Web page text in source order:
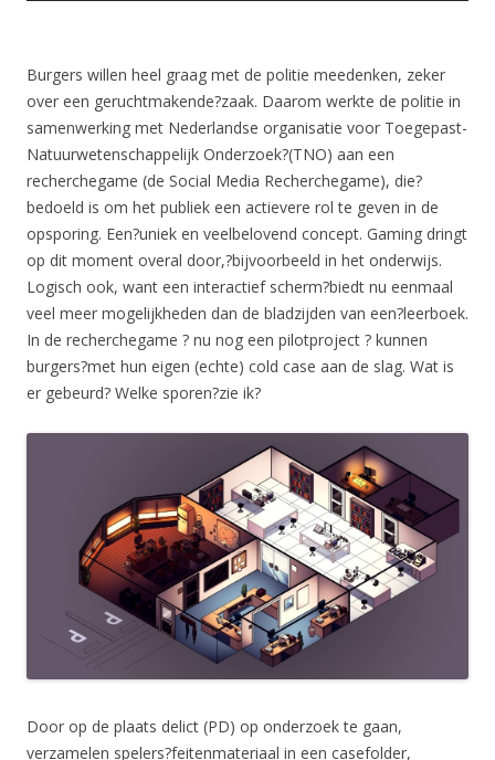
Burgers willen heel graag met de politie meedenken, zeker
over een geruchtmakende?zaak. Daarom werkte de politie in
samenwerking met Nederlandse organisatie voor Toegepast-
Natuurwetenschappelijk Onderzoek?(TNO) aan een
recherchegame (de Social Media Recherchegame), die?
bedoeld is om het publiek een actievere rol te geven in de
opsporing. Een?uniek en veelbelovend concept. Gaming dringt
op dit moment overal door,?bijvoorbeeld in het onderwijs.
Logisch ook, want een interactief scherm?biedt nu eenmaal
veel meer mogelijkheden dan de bladzijden van een?leerboek.
In de recherchegame ? nu nog een pilotproject ? kunnen
burgers?met hun eigen (echte) cold case aan de slag. Wat is
er gebeurd? Welke sporen?zie ik?
Door op de plaats delict (PD) op onderzoek te gaan,
verzamelen spelers?feitenmateriaal in een casefolder,